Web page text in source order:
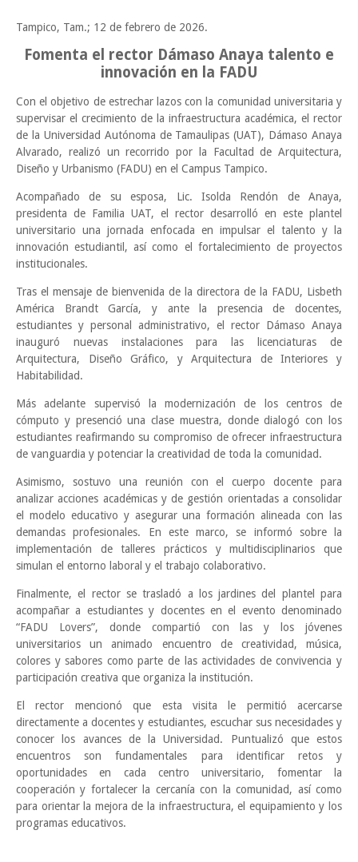
Tampico, Tam.; 12 de febrero de 2026.
Fomenta el rector Dámaso Anaya talento e
innovación en la FADU
Con el objetivo de estrechar lazos con la comunidad universitaria y
supervisar el crecimiento de la infraestructura académica, el rector
de la Universidad Autónoma de Tamaulipas (UAT), Dámaso Anaya
Alvarado, realizó un recorrido por la Facultad de Arquitectura,
Diseño y Urbanismo (FADU) en el Campus Tampico.
Acompañado de su esposa, Lic. Isolda Rendón de Anaya,
presidenta de Familia UAT, el rector desarrolló en este plantel
universitario una jornada enfocada en impulsar el talento y la
innovación estudiantil, así como el fortalecimiento de proyectos
institucionales.
Tras el mensaje de bienvenida de la directora de la FADU, Lisbeth
América Brandt García, y ante la presencia de docentes,
estudiantes y personal administrativo, el rector Dámaso Anaya
inauguró nuevas instalaciones para las licenciaturas de
Arquitectura, Diseño Gráfico, y Arquitectura de Interiores y
Habitabilidad.
Más adelante supervisó la modernización de los centros de
cómputo y presenció una clase muestra, donde dialogó con los
estudiantes reafirmando su compromiso de ofrecer infraestructura
de vanguardia y potenciar la creatividad de toda la comunidad.
Asimismo, sostuvo una reunión con el cuerpo docente para
analizar acciones académicas y de gestión orientadas a consolidar
el modelo educativo y asegurar una formación alineada con las
demandas profesionales. En este marco, se informó sobre la
implementación de talleres prácticos y multidisciplinarios que
simulan el entorno laboral y el trabajo colaborativo.
Finalmente, el rector se trasladó a los jardines del plantel para
acompañar a estudiantes y docentes en el evento denominado
“FADU Lovers”, donde compartió con las y los jóvenes
universitarios un animado encuentro de creatividad, música,
colores y sabores como parte de las actividades de convivencia y
participación creativa que organiza la institución.
El rector mencionó que esta visita le permitió acercarse
directamente a docentes y estudiantes, escuchar sus necesidades y
conocer los avances de la Universidad. Puntualizó que estos
encuentros son fundamentales para identificar retos y
oportunidades en cada centro universitario, fomentar la
cooperación y fortalecer la cercanía con la comunidad, así como
para orientar la mejora de la infraestructura, el equipamiento y los
programas educativos.